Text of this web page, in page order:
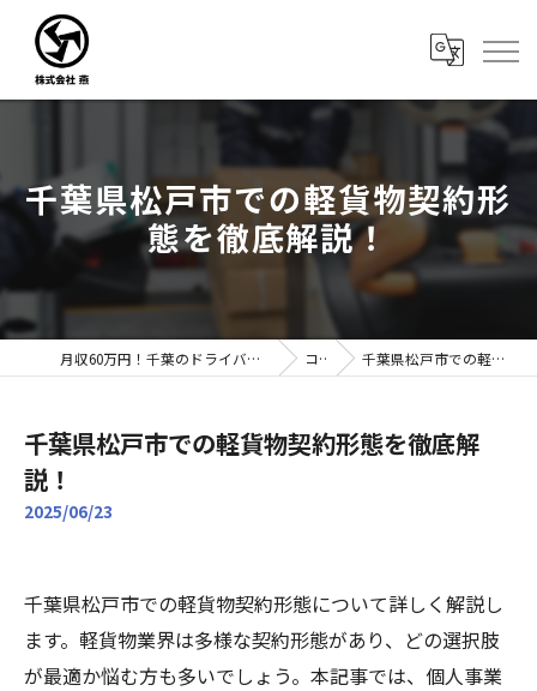
千葉県松戸市での軽貨物契約形
態を徹底解説！
月収60万円！千葉のドライバー転職なら株式会社燕｜未経験歓迎 コラム 千葉県松戸市での軽貨物契約形態を徹底解説！
千葉県松戸市での軽貨物契約形態を徹底解
説！
2025/06/23
千葉県松戸市での軽貨物契約形態について詳しく解説し
ます。軽貨物業界は多様な契約形態があり、どの選択肢
が最適か悩む方も多いでしょう。本記事では、個人事業